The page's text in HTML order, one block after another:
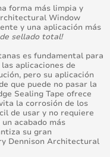
forma más limpia y
Window
y una aplicación más
sellado total!
es fundamental para
aplicaciones de
pero su aplicación
que puede no pasar la
Sealing Tape ofrece
la corrosión de los
de usar y no requiere
acabado más
su gran
Dennison Architectural